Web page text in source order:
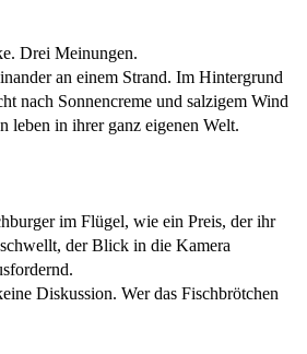
Drei Meinungen.
an einem Strand. Im Hintergrund
nach Sonnencreme und salzigem Wind
leben in ihrer ganz eigenen Welt.
im Flügel, wie ein Preis, der ihr
der Blick in die Kamera
Diskussion. Wer das Fischbrötchen